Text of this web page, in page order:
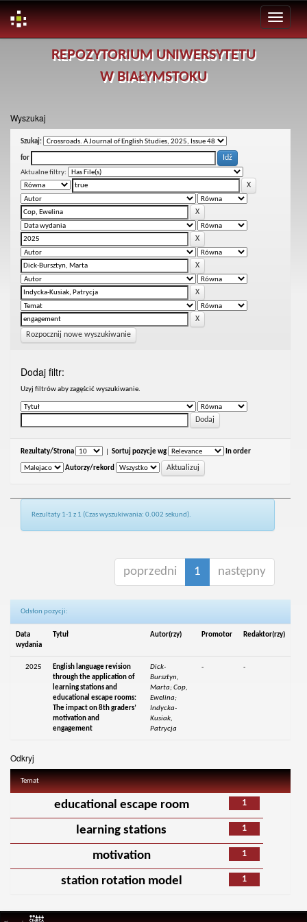
REPOZYTORIUM UNIWERSYTETU
W BIAŁYMSTOKU
Wyszukaj
Szukaj:
for
Aktualne filtry:
Rozpocznij nowe wyszukiwanie
Dodaj filtr:
Uzyj filtrów aby zagęścić wyszukiwanie.
Rezultaty/Strona Sortuj pozycje wg In order
Autorzy/rekord
Rezultaty 1-1 z 1 (Czas wyszukiwania: 0.002 sekund).
poprzedni 1 następny
Odsłon pozycji:
Data
wydania
Tytuł Autor(rzy) Promotor Redaktor(rzy)
2025
English language revision
through the application of
learning stations and
educational escape rooms:
The impact on 8th graders’
motivation and
engagement
Dick-
Bursztyn,
Marta; Cop,
Ewelina;
Indycka-
Kusiak,
Patrycja
- -
Odkryj
Temat
1
educational escape room
1
learning stations
1
motivation
1
station rotation model